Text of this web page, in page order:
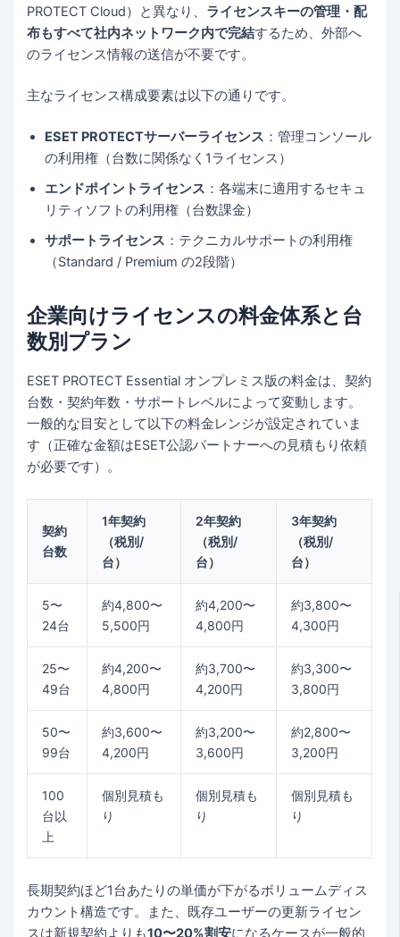
PROTECT Cloud）と異なり、 ライセンスキーの管理・配
布もすべて社内ネットワーク内で完結するため、外部へ
のライセンス情報の送信が不要です。
主なライセンス構成要素は以下の通りです。
ESET PROTECTサーバーライセンス ：管理コンソール
の利用権（台数に関係なく1ライセンス）
エンドポイントライセンス ：各端末に適用するセキュ
リティソフトの利用権（台数課金）
サポートライセンス ：テクニカルサポートの利用権
（Standard / Premium の2段階）
企業向けライセンスの料金体系と台
数別プラン
ESET PROTECT Essential オンプレミス版の料金は、契約
台数・契約年数・サポートレベルによって変動します。
一般的な目安として以下の料金レンジが設定されていま
す（正確な金額はESET公認パートナーへの見積もり依頼
が必要です）。
契約
台数
1年契約
（税別/
台）
2年契約
（税別/
台）
3年契約
（税別/
台）
5〜
24台
約4,800〜
5,500円
約4,200〜
4,800円
約3,800〜
4,300円
25〜
49台
約4,200〜
4,800円
約3,700〜
4,200円
約3,300〜
3,800円
50〜
99台
約3,600〜
4,200円
約3,200〜
3,600円
約2,800〜
3,200円
100
台以
上
個別見積も
り
個別見積も
り
個別見積も
り
長期契約ほど1台あたりの単価が下がるボリュームディス
カウント構造です。また、既存ユーザーの更新ライセン
スは新規契約よりも10〜20%割安になるケースが一般的